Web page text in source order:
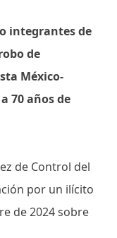
integrantes de
de
México-
70 años de
de Control del
por un ilícito
de 2024 sobre